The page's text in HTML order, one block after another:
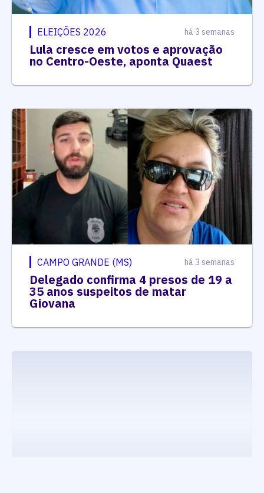
ELEIÇÕES 2026 há 3 semanas
Lula cresce em votos e aprovação
no Centro-Oeste, aponta Quaest
CAMPO GRANDE (MS) há 3 semanas
Delegado confirma 4 presos de 19 a
35 anos suspeitos de matar
Giovana